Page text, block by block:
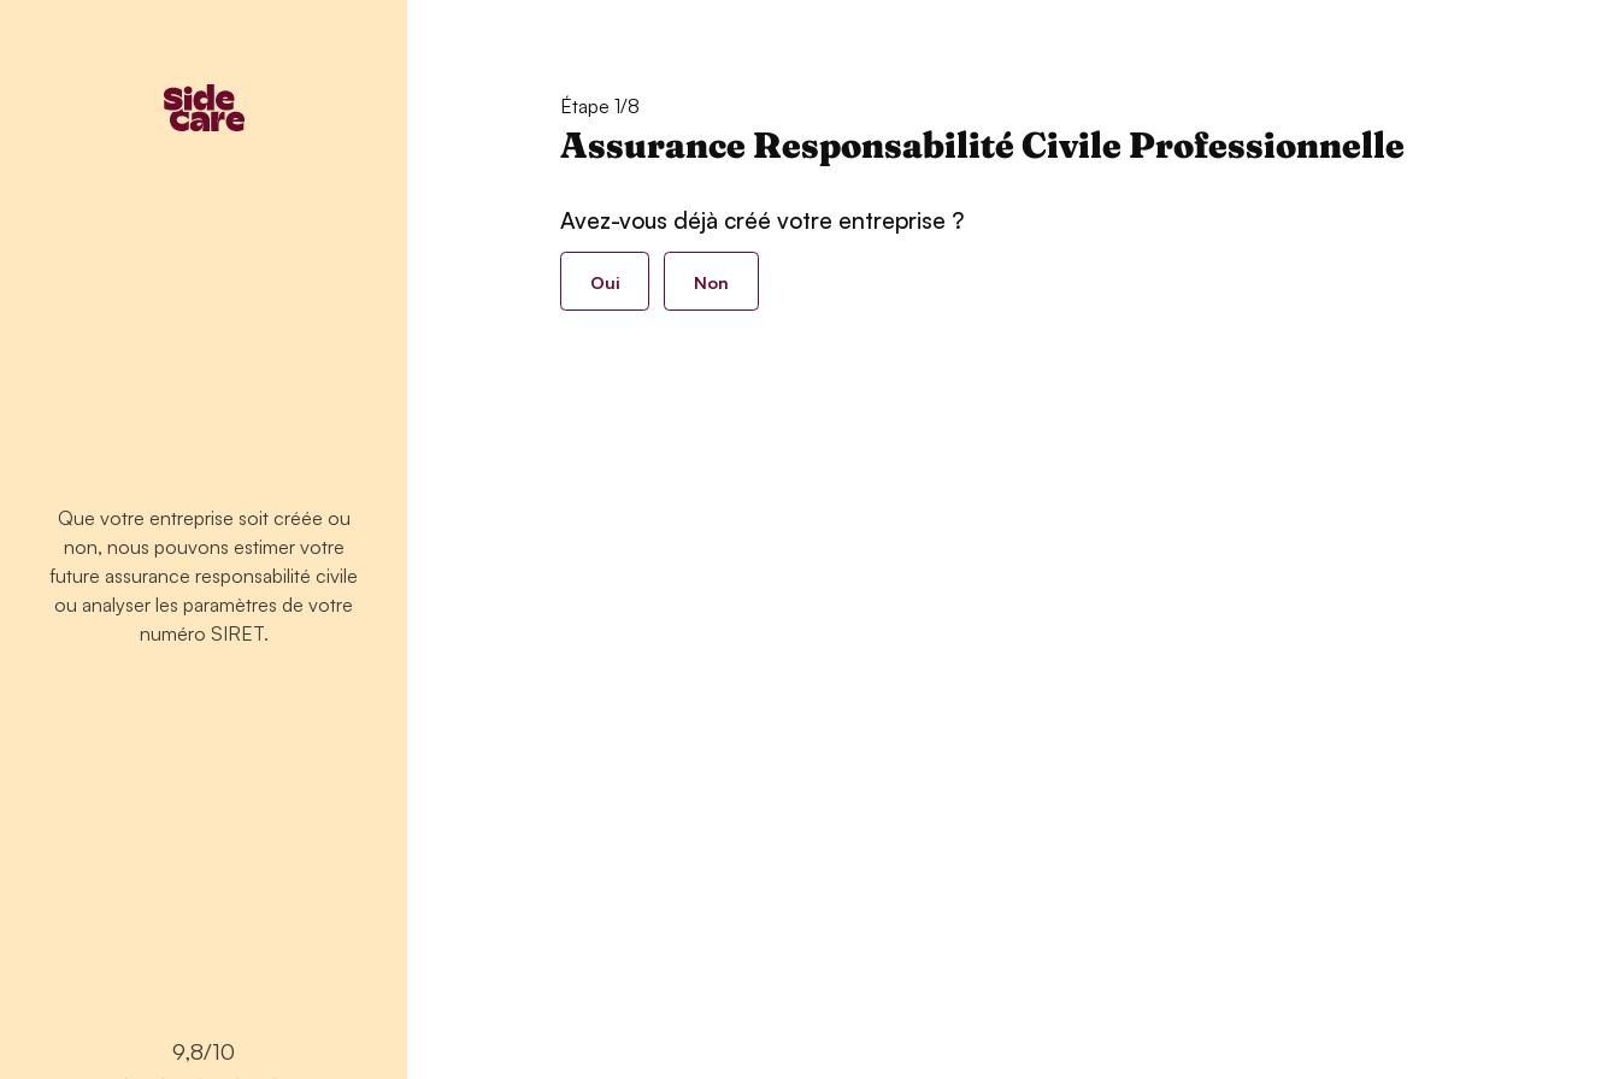
Que votre entreprise soit créée ou
non, nous pouvons estimer votre
future assurance responsabilité civile
ou analyser les paramètres de votre
numéro SIRET.
9,8/10
Étape 1/8
Assurance Responsabilité Civile Professionnelle
Avez-vous déjà créé votre entreprise ?
Oui Non